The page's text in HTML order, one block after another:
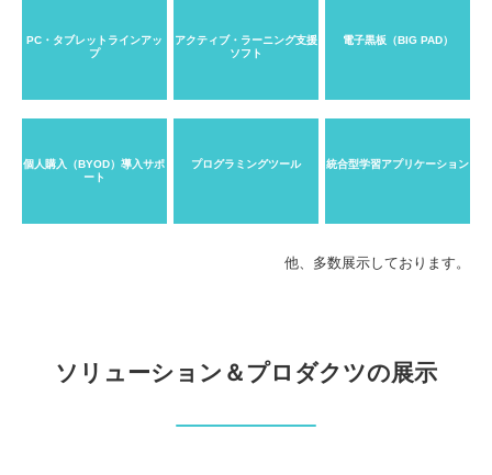
PC・タブレットラインアッ
プ
アクティブ・ラーニング支援
ソフト
電子黒板（BIG PAD）
個人購入（BYOD）導入サポ
ート
プログラミングツール 統合型学習アプリケーション
他、多数展示しております。
ソリューション＆プロダクツの展示